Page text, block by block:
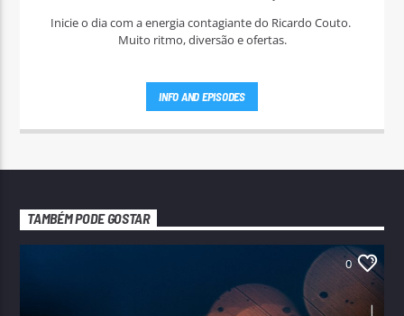
Inicie o dia com a energia contagiante do Ricardo Couto.
Muito ritmo, diversão e ofertas.
INFO AND EPISODES
TAMBÉM PODE GOSTAR
0